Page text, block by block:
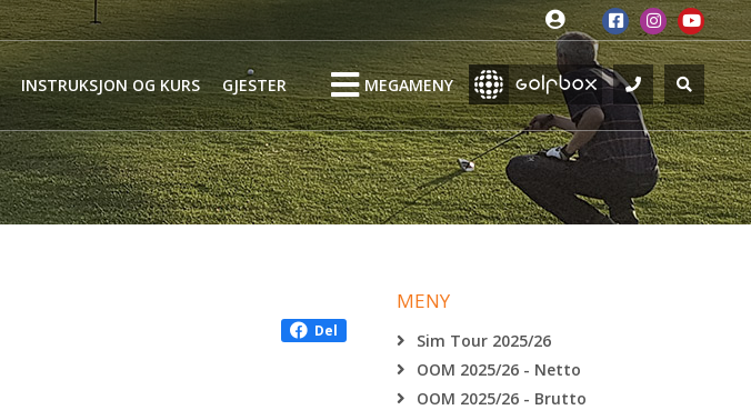
INSTRUKSJON OG KURS GJESTER MEGAMENY
Del
MENY
Sim Tour 2025/26
OOM 2025/26 - Netto
OOM 2025/26 - Brutto